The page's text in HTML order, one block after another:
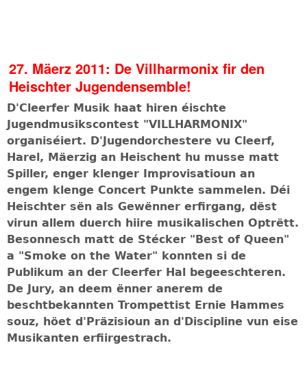
27. Mäerz 2011: De Villharmonix fir den
Heischter Jugendensemble!
D'Cleerfer Musik haat hiren éischte
Jugendmusikscontest "VILLHARMONIX"
organiséiert. D'Jugendorchestere vu Cleerf,
Harel, Mäerzig an Heischent hu musse matt
Spiller, enger klenger Improvisatioun an
engem klenge Concert Punkte sammelen. Déi
Heischter sën als Gewënner erfirgang, dëst
virun allem duerch hiire musikalischen Optrëtt.
Besonnesch matt de Stécker "Best of Queen"
a "Smoke on the Water" konnten si de
Publikum an der Cleerfer Hal begeeschteren.
De Jury, an deem ënner anerem de
beschtbekannten Trompettist Ernie Hammes
souz, höet d'Präzisioun an d'Discipline vun eise
Musikanten erfiirgestrach.